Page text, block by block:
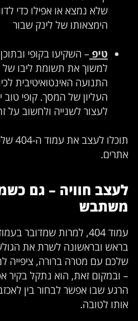
שלא נמצא או אפילו כדי
הימצאותו של לינק שבור
טיפ – השקיעו בקופי
למשוך את תשומת ליבו של
התנועה האינטואיטיבית
העליון של המסך. קופי טוב
לעצור לשנייה ולחשוב על
תוכלו
אתרים.
לעצב חוויה – גם
משתבש
עמוד 404, למרות שמדובר
בראש ובראשונה לשרת את
שלכם עם מטרה ברורה, ציפייה
– ובמקום זאת, הוא נתקל בקיר
הרגע שבו אפשר לבחור בין
אותו לטובה.